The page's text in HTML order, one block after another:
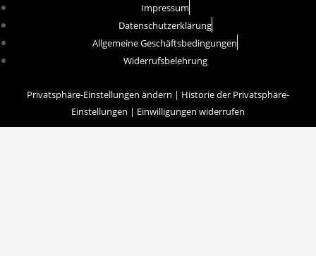
Impressum
Datenschutzerklärung
Allgemeine Geschäftsbedingungen
Widerrufsbelehrung
Privatsphäre-Einstellungen ändern | Historie der Privatsphäre-
Einstellungen | Einwilligungen widerrufen